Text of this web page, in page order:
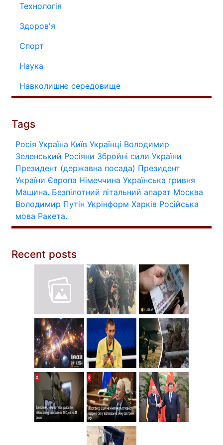
Технологія
Здоров'я
Спорт
Наука
Навколишнє середовище
Tags
Росія Україна Київ Українці Володимир
Зеленський Росіяни Збройні сили України
Президент (державна посада) Президент
України Європа Німеччина Українська гривня
Машина. Безпілотний літальний апарат Москва
Володимир Путін Укрінформ Харків Російська
мова Ракета.
Recent posts